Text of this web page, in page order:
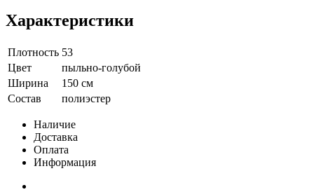
Характеристики
Плотность 53
Цвет
пыльно-голубой
Ширина
150 см
Состав
полиэстер
Наличие
Доставка
Оплата
Информация